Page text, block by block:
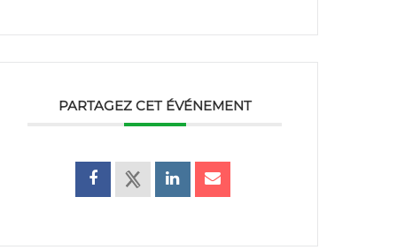
PARTAGEZ CET ÉVÉNEMENT